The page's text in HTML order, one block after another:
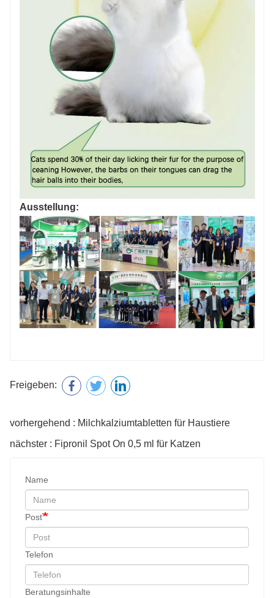
Ausstellung:
Freigeben:
vorhergehend : Milchkalziumtabletten für Haustiere
nächster : Fipronil Spot On 0,5 ml für Katzen
Name
Post
Telefon
Beratungsinhalte